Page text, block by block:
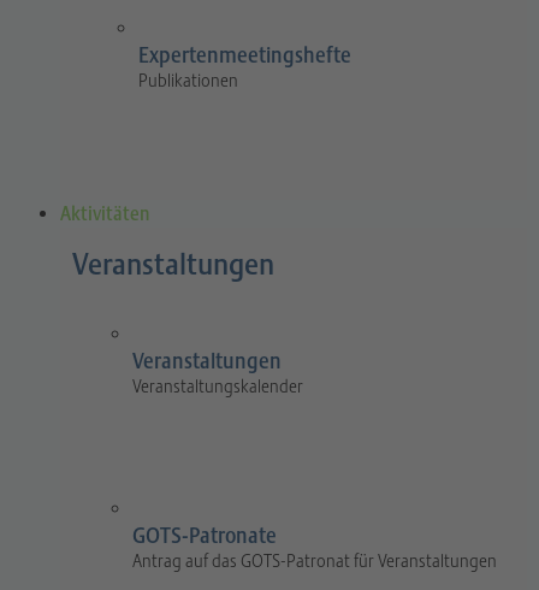
Expertenmeetingshefte
Publikationen
Aktivitäten
Veranstaltungen
Veranstaltungen
Veranstaltungskalender
GOTS-Patronate
Antrag auf das GOTS-Patronat für Veranstaltungen